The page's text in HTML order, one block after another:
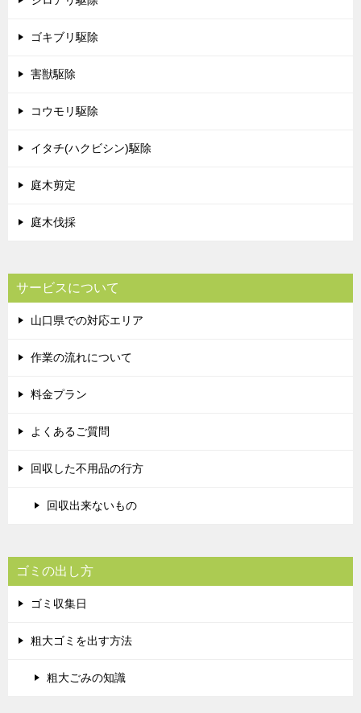
ゴキブリ駆除
害獣駆除
コウモリ駆除
イタチ(ハクビシン)駆除
庭木剪定
庭木伐採
サービスについて
山口県での対応エリア
作業の流れについて
料金プラン
よくあるご質問
回収した不用品の行方
回収出来ないもの
ゴミの出し方
ゴミ収集日
粗大ゴミを出す方法
粗大ごみの知識